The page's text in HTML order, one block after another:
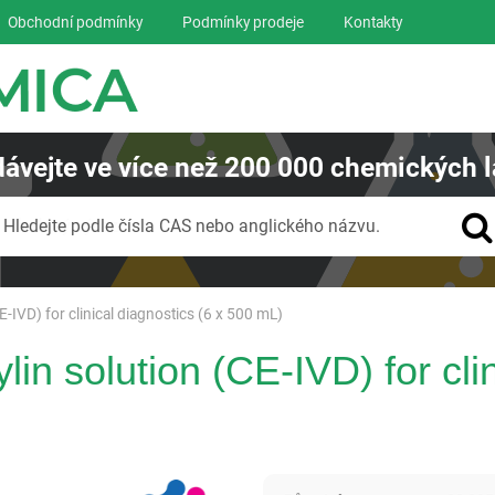
IVD) for clinical diagnostics (6 x 500 mL)
solution (CE-IVD) for
Panreac AppliChem
Obchodní podmínky Podmínky prodeje Kontakty
ve více než200 000 chemických
Hledejte podle čísla CAS nebo anglického názvu.